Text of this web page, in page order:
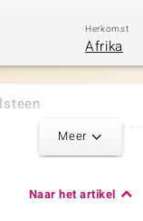
Herkomst
Afrika
10 à 1,5
Rond
Meer
Naar het artikel